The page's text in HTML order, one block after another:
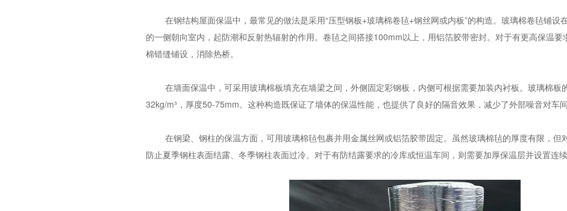
在钢结构屋面保温中，最常见的做法是采用“压型钢板+玻璃棉卷毡+钢丝网或内板”的构造。玻璃棉卷毡铺设
的一侧朝向室内，起防潮和反射热辐射的作用。卷毡之间搭接100mm以上，用铝箔胶带密封。对于有更高保温
棉错缝铺设，消除热桥。
在墙面保温中，可采用玻璃棉板填充在墙梁之间，外侧固定彩钢板，内侧可根据需要加装内衬板。玻璃棉板
32kg/m³，厚度50-75mm。这种构造既保证了墙体的保温性能，也提供了良好的隔音效果，减少了外部噪音对车间
在钢梁、钢柱的保温方面，可用玻璃棉毡包裹并用金属丝网或铝箔胶带固定。虽然玻璃棉毡的厚度有限，但
防止夏季钢柱表面结露、冬季钢柱表面过冷。对于有防结露要求的冷库或恒温车间，则需要加厚保温层并设置连续